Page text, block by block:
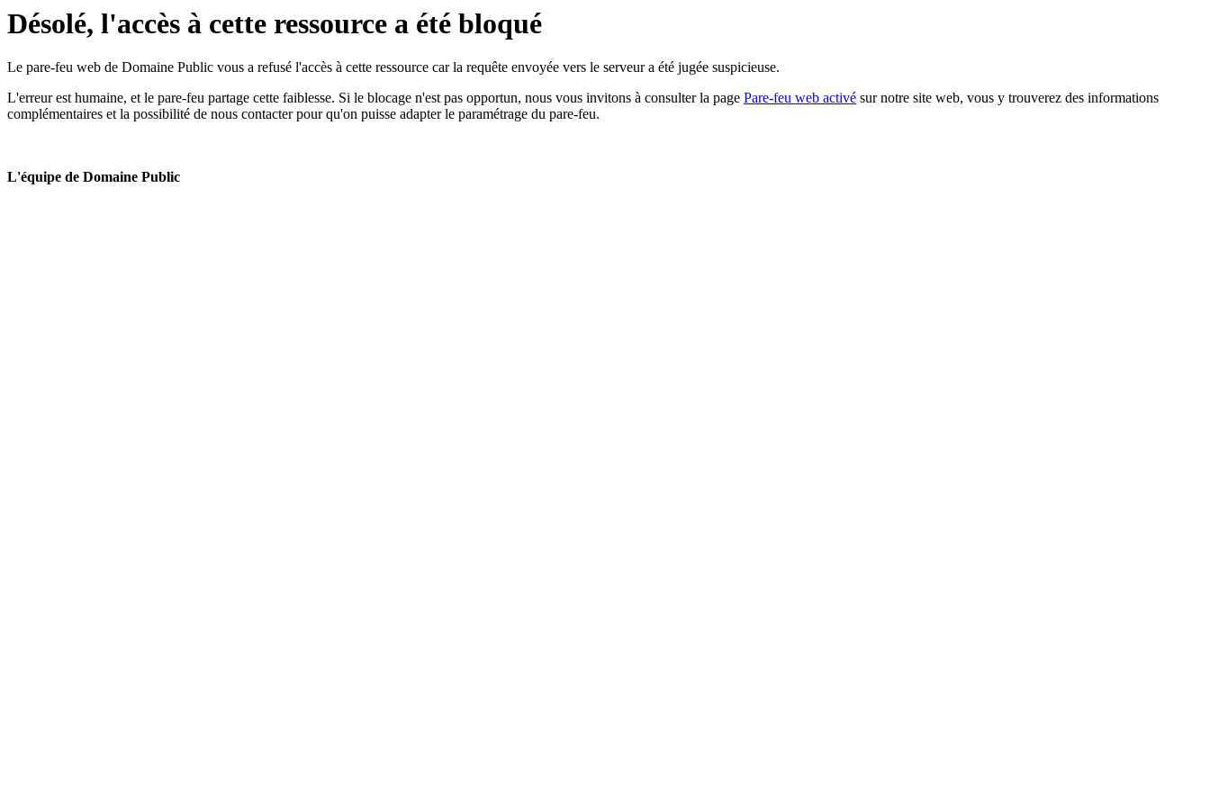
Désolé, l'accès à cette ressource a été bloqué
Le pare-feu web de Domaine Public vous a refusé l'accès à cette ressource car la requête envoyée vers le serveur a été jugée suspicieuse.
L'erreur est humaine, et le pare-feu partage cette faiblesse. Si le blocage n'est pas opportun, nous vous invitons à consulter la page Pare-feu web activé sur notre site web, vous y trouverez des informations
complémentaires et la possibilité de nous contacter pour qu'on puisse adapter le paramétrage du pare-feu.
L'équipe de Domaine Public